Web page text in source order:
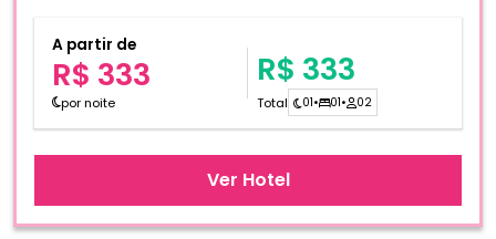
A partir de
R$ 333
por noite
R$ 333
Total 01• 01• 02
Ver Hotel